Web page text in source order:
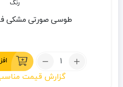
رنگ
طوسی صورتی مشکی
تعداد:
تابستانی
گزارش قیمت